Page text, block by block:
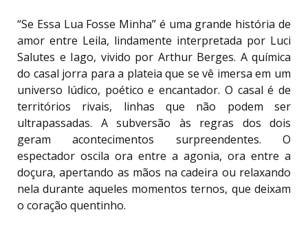
“Se Essa Lua Fosse Minha” é uma grande história de
amor entre Leila, lindamente interpretada por Luci
Salutes e Iago, vivido por Arthur Berges. A química
do casal jorra para a plateia que se vê imersa em um
universo lúdico, poético e encantador. O casal é de
territórios rivais, linhas que não podem ser
ultrapassadas. A subversão às regras dos dois
geram acontecimentos surpreendentes. O
espectador oscila ora entre a agonia, ora entre a
doçura, apertando as mãos na cadeira ou relaxando
nela durante aqueles momentos ternos, que deixam
o coração quentinho.